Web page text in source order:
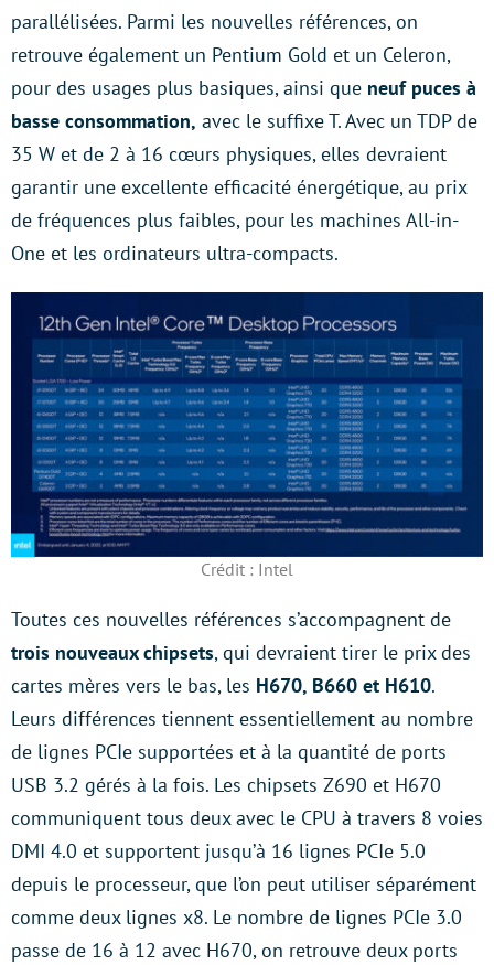
parallélisées. Parmi les nouvelles références, on
retrouve également un Pentium Gold et un Celeron,
pour des usages plus basiques, ainsi que neuf puces à
basse consommation, avec le suffixe T. Avec un TDP de
35 W et de 2 à 16 cœurs physiques, elles devraient
garantir une excellente efficacité énergétique, au prix
de fréquences plus faibles, pour les machines All-in-
One et les ordinateurs ultra-compacts.
Crédit : Intel
Toutes ces nouvelles références s’accompagnent de
trois nouveaux chipsets, qui devraient tirer le prix des
cartes mères vers le bas, les H670, B660 et H610.
Leurs différences tiennent essentiellement au nombre
de lignes PCIe supportées et à la quantité de ports
USB 3.2 gérés à la fois. Les chipsets Z690 et H670
communiquent tous deux avec le CPU à travers 8 voies
DMI 4.0 et supportent jusqu’à 16 lignes PCIe 5.0
depuis le processeur, que l’on peut utiliser séparément
comme deux lignes x8. Le nombre de lignes PCIe 3.0
passe de 16 à 12 avec H670, on retrouve deux ports